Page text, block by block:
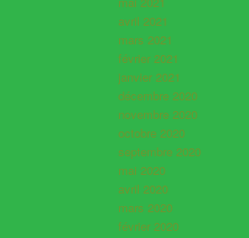
avril 2021
mars 2021
février 2021
janvier 2021
décembre 2020
novembre 2020
octobre 2020
septembre 2020
mai 2020
avril 2020
mars 2020
février 2020